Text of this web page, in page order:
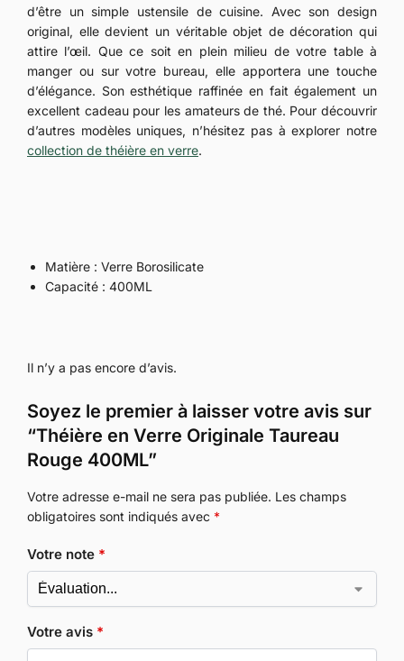
d’être un simple ustensile de cuisine. Avec son design
original, elle devient un véritable objet de décoration qui
attire l’œil. Que ce soit en plein milieu de votre table à
manger ou sur votre bureau, elle apportera une touche
d’élégance. Son esthétique raffinée en fait également un
excellent cadeau pour les amateurs de thé. Pour découvrir
d’autres modèles uniques, n’hésitez pas à explorer notre
collection de théière en verre.
Matière : Verre Borosilicate
Capacité : 400ML
Il n’y a pas encore d’avis.
Soyez le premier à laisser votre avis sur
“Théière en Verre Originale Taureau
Rouge 400ML”
Votre adresse e-mail ne sera pas publiée. Les champs
obligatoires sont indiqués avec *
Votre note *
Votre avis *